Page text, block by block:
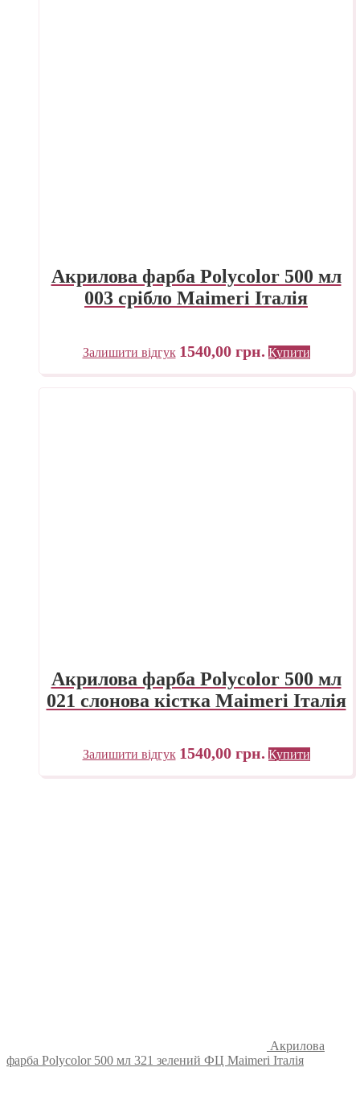
Акрилова фарба Polycolor 500 мл
003 срібло Maimeri Італія
Залишити відгук 1540,00 грн. Купити
Акрилова фарба Polycolor 500 мл
021 слонова кістка Maimeri Італія
Залишити відгук 1540,00 грн. Купити
Акрилова
фарба Polycolor 500 мл 321 зелений ФЦ Maimeri Італія